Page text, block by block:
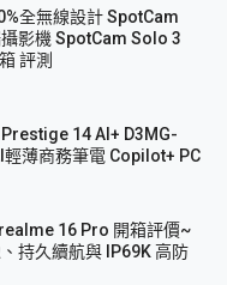
全無線設計 SpotCam
影機 SpotCam Solo 3
評測
14 AI+ D3MG-
薄商務筆電 Copilot+ PC
16 Pro 開箱評價~
持久續航與 IP69K 高防